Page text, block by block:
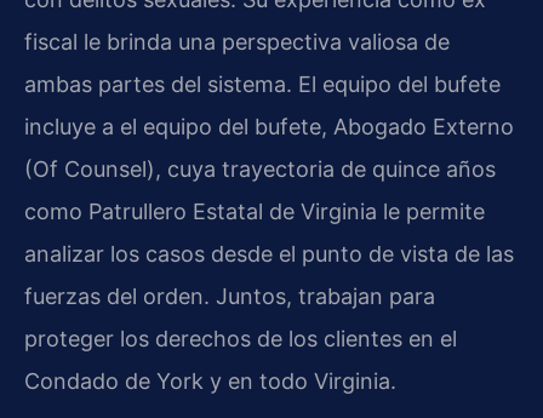
fiscal le brinda una perspectiva valiosa de
ambas partes del sistema. El equipo del bufete
incluye a el equipo del bufete, Abogado Externo
(Of Counsel), cuya trayectoria de quince años
como Patrullero Estatal de Virginia le permite
analizar los casos desde el punto de vista de las
fuerzas del orden. Juntos, trabajan para
proteger los derechos de los clientes en el
Condado de York y en todo Virginia.